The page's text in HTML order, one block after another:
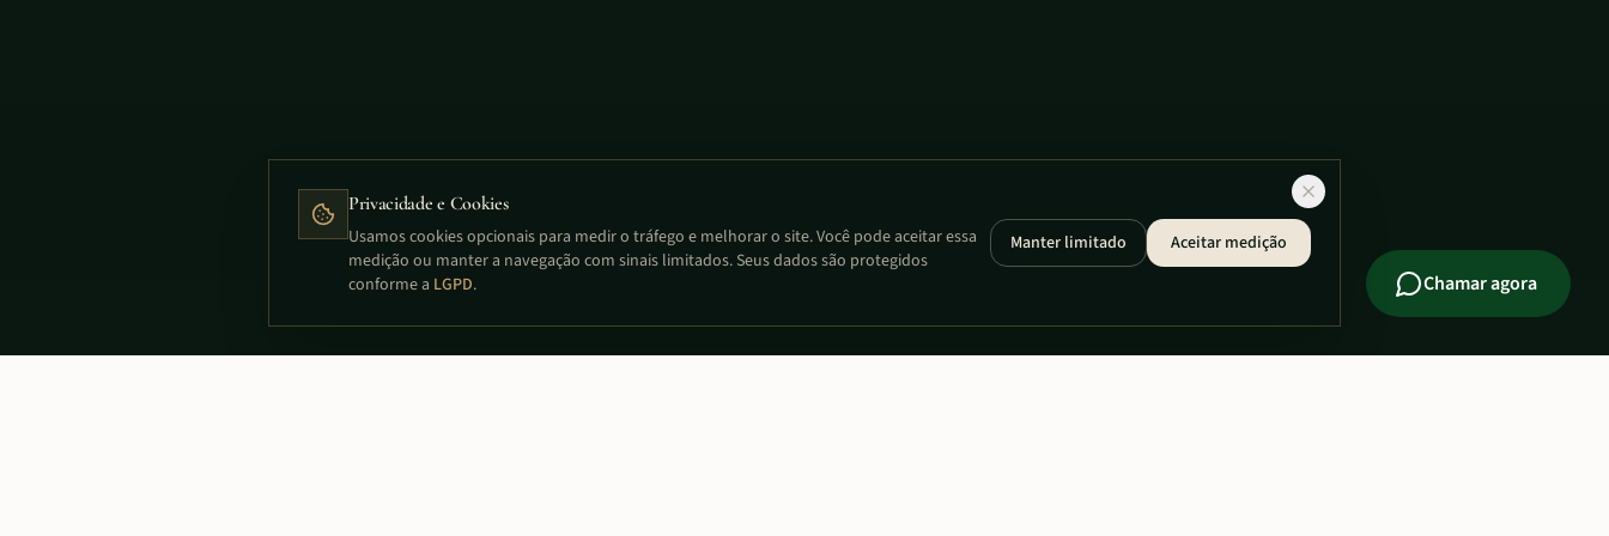
Privacidade e Cookies
Usamos cookies opcionais para medir o tráfego e melhorar o site. Você pode aceitar essa
medição ou manter a navegação com sinais limitados. Seus dados são protegidos
conforme a LGPD.
Manter limitado Aceitar medição
Chamar agora